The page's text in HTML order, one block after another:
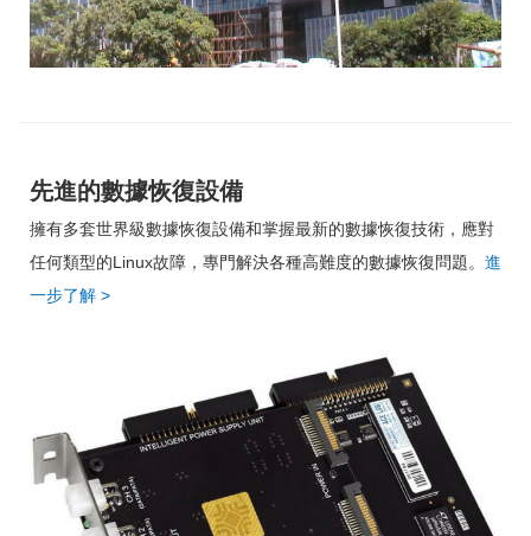
先進的數據恢復設備
擁有多套世界級數據恢復設備和掌握最新的數據恢復技術，應對
任何類型的Linux故障，專門解決各種高難度的數據恢復問題。 進
一步了解 >